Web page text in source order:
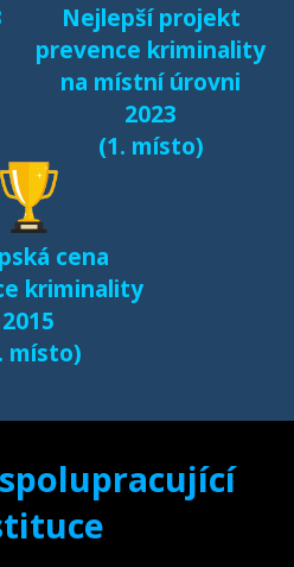
Nejlepší projekt
prevence kriminality
na místní úrovni
2023
(1. místo)
cena
kriminality
2015
místo)